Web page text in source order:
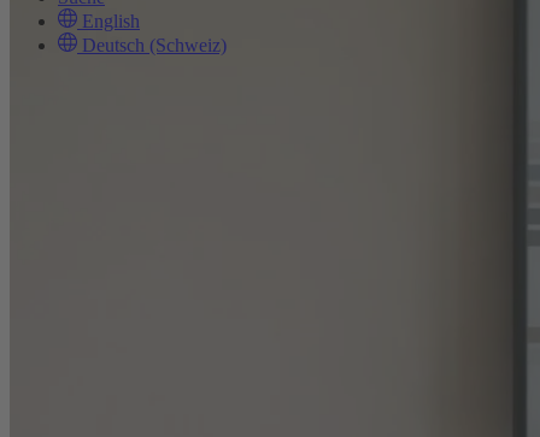
English
Deutsch (Schweiz)